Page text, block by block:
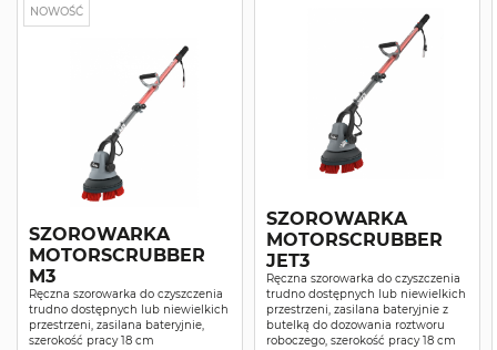
NOWOŚĆ
SZOROWARKA
MOTORSCRUBBER
M3
Ręczna szorowarka do czyszczenia
trudno dostępnych lub niewielkich
przestrzeni, zasilana bateryjnie,
szerokość pracy 18 cm
SZOROWARKA
MOTORSCRUBBER
JET3
Ręczna szorowarka do czyszczenia
trudno dostępnych lub niewielkich
przestrzeni, zasilana bateryjnie z
butelką do dozowania roztworu
roboczego, szerokość pracy 18 cm